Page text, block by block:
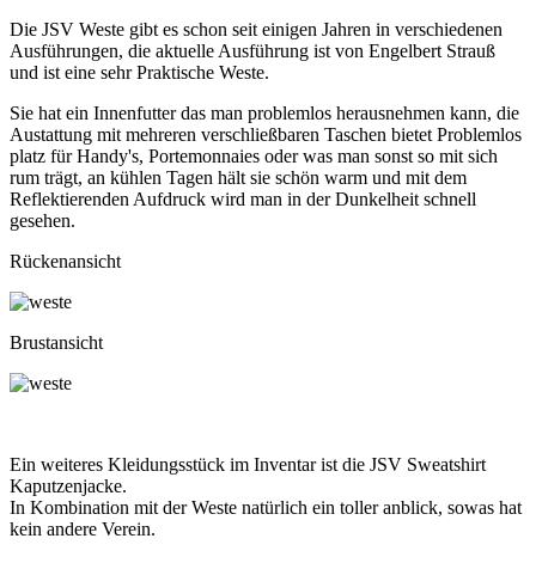
Die JSV Weste gibt es schon seit einigen Jahren in verschiedenen
Ausführungen, die aktuelle Ausführung ist von Engelbert Strauß
und ist eine sehr Praktische Weste.
Sie hat ein Innenfutter das man problemlos herausnehmen kann, die
Austattung mit mehreren verschließbaren Taschen bietet Problemlos
platz für Handy's, Portemonnaies oder was man sonst so mit sich
rum trägt, an kühlen Tagen hält sie schön warm und mit dem
Reflektierenden Aufdruck wird man in der Dunkelheit schnell
gesehen.
Rückenansicht
Brustansicht
Ein weiteres Kleidungsstück im Inventar ist die JSV Sweatshirt
Kaputzenjacke.
In Kombination mit der Weste natürlich ein toller anblick, sowas hat
kein andere Verein.